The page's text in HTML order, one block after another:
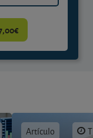
Artículo